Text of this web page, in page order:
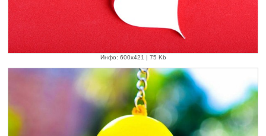
Инфо: 600х421 | 75 Kb